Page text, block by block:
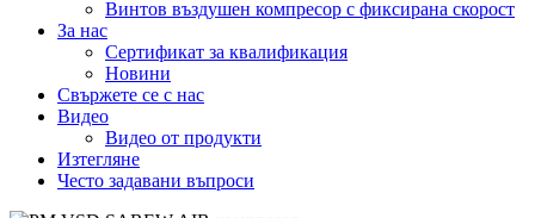
Винтов въздушен компресор с фиксирана скорост
За нас
Сертификат за квалификация
Новини
Свържете се с нас
Видео
Видео от продукти
Изтегляне
Често задавани въпроси